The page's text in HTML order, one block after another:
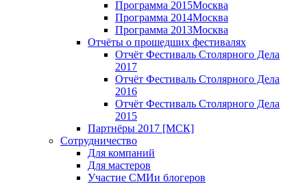
Программа 2015Москва
Программа 2014Москва
Программа 2013Москва
Отчёты о прошедших фестивалях
Отчёт Фестиваль Столярного Дела
2017
Отчёт Фестиваль Столярного Дела
2016
Отчёт Фестиваль Столярного Дела
2015
Партнёры 2017 [МСК]
Сотрудничество
Для компаний
Для мастеров
Участие СМИи блогеров